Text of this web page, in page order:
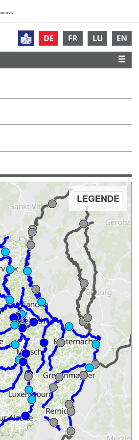
DE FR LU EN
LEGENDE